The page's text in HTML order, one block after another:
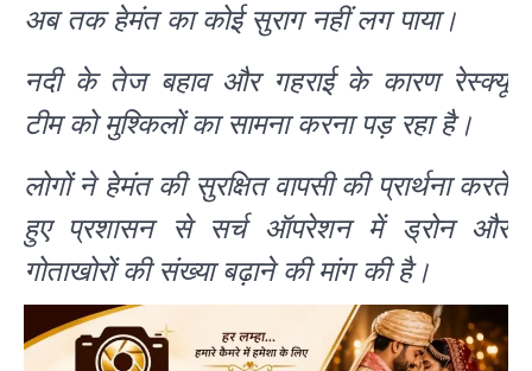
अब तक हेमंत का कोई सुराग नहीं लग पाया।
नदी के तेज बहाव और गहराई के कारण रेस्क्यू
टीम को मुश्किलों का सामना करना पड़ रहा है।
लोगों ने हेमंत की सुरक्षित वापसी की प्रार्थना करते
हुए प्रशासन से सर्च ऑपरेशन में ड्रोन और
गोताखोरों की संख्या बढ़ाने की मांग की है।